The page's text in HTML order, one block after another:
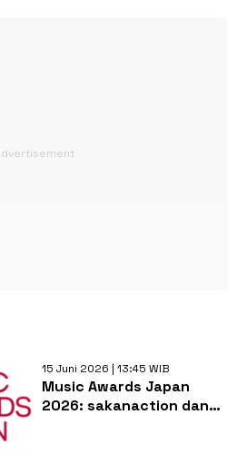
15 Juni 2026 | 13:45 WIB
Music Awards Japan
2026: sakanaction dan